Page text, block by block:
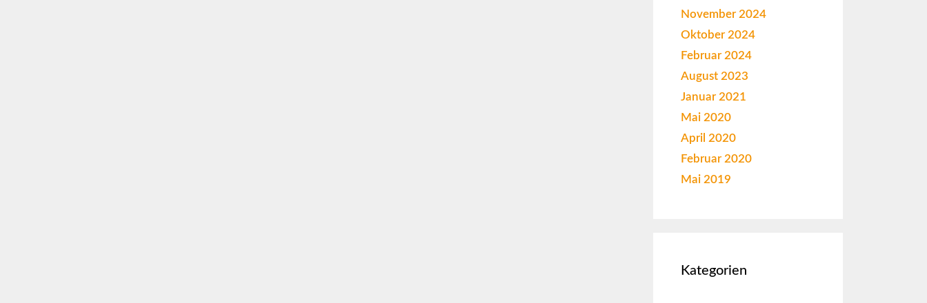
November 2024
Oktober 2024
Februar 2024
August 2023
Januar 2021
Mai 2020
April 2020
Februar 2020
Mai 2019
Kategorien